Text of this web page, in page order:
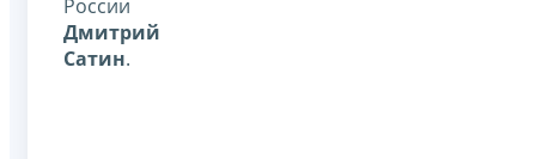
России
Дмитрий
Сатин.